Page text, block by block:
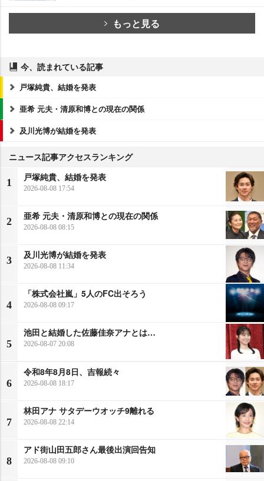
もっと見る
今、読まれている記事
戸塚純貴、結婚を発表
亜希 元夫・清原和博との現在の関係
及川光博が結婚を発表
ニュース記事アクセスランキング
1
戸塚純貴、結婚を発表
2026-08-08 17:54
2
亜希 元夫・清原和博との現在の関係
2026-08-08 08:15
3
及川光博が結婚を発表
2026-08-08 11:34
4
「株式会社嵐」5人のFC出そろう
2026-08-08 09:17
5
池田と結婚した佐藤佳奈アナとは…
2026-08-07 20:08
6
令和8年8月8日、吉報続々
2026-08-08 18:17
7
林田アナ サタデーウオッチ9離れる
2026-08-08 22:14
8
アド街山田五郎さん最後出演回告知
2026-08-08 09:10